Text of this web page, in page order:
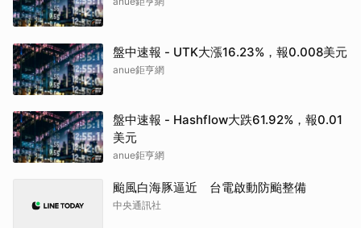
盤中速報 - UTK大漲16.23%，報0.008美元
anue鉅亨網
盤中速報 - Hashflow大跌61.92%，報0.01
美元
anue鉅亨網
颱風白海豚逼近 台電啟動防颱整備
中央通訊社